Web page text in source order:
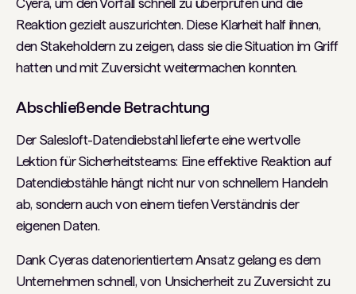
Cyera, um den Vorfall schnell zu überprüfen und die
Reaktion gezielt auszurichten. Diese Klarheit half ihnen,
den Stakeholdern zu zeigen, dass sie die Situation im Griff
hatten und mit Zuversicht weitermachen konnten.
Abschließende Betrachtung
Der Salesloft-Datendiebstahl lieferte eine wertvolle
Lektion für Sicherheitsteams: Eine effektive Reaktion auf
Datendiebstähle hängt nicht nur von schnellem Handeln
ab, sondern auch von einem tiefen Verständnis der
eigenen Daten.
Dank Cyeras datenorientiertem Ansatz gelang es dem
Unternehmen schnell, von Unsicherheit zu Zuversicht zu